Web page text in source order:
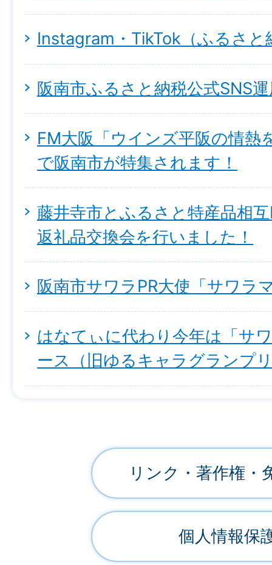
Instagram・TikTok（ふるさと
阪南市ふるさと納税公式SNS
FM大阪「ウインズ平阪の情熱
で阪南市が特集されます！
藤井寺市とふるさと特産品相
返礼品交換会を行いました！
阪南市サワラPR大使「サワラ
はなてぃに代わり今年は「サ
ース（旧ゆるキャラグランプ
リンク・著作権・
個人情報保